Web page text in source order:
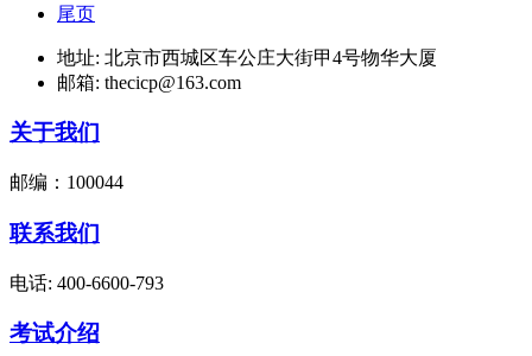
尾页
地址: 北京市西城区车公庄大街甲4号物华大厦
邮箱: thecicp@163.com
关于我们
邮编：100044
联系我们
电话: 400-6600-793
考试介绍